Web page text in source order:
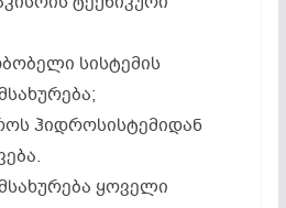
სისტემის
ჰიდროსისტემიდან
ყოველი